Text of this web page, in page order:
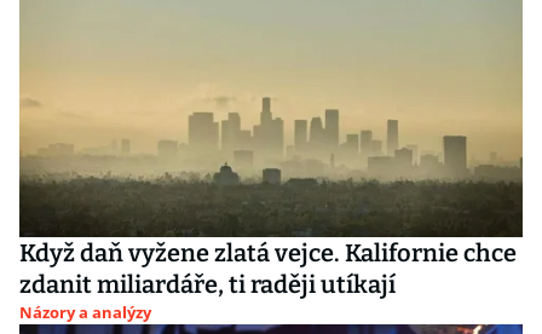
Když daň vyžene zlatá vejce. Kalifornie chce
zdanit miliardáře, ti raději utíkají
Názory a analýzy